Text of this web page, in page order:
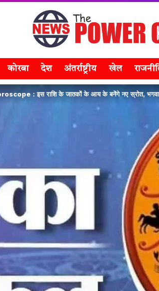
कोरबा देश अंतर्राष्ट्रीय खेल
: इस राशि के जातकों के आय के बनेंगे नए स्रोत, भगवान